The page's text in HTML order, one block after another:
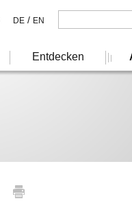
Entdecken
DE / EN